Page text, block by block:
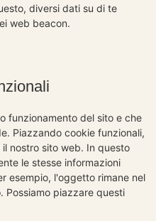
diversi dati su di te
web beacon.
funzionamento del sito e che
Piazzando cookie funzionali,
nostro sito web. In questo
le stesse informazioni
esempio, l'oggetto rimane nel
Possiamo piazzare questi